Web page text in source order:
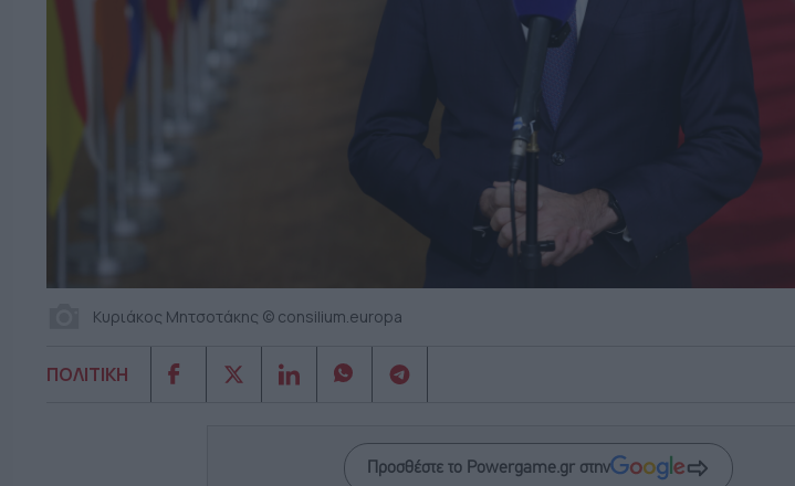
Κυριάκος Μητσοτάκης © consilium.europa
ΠΟΛΙΤΙΚΗ
Προσθέστε το Powergame.gr στην